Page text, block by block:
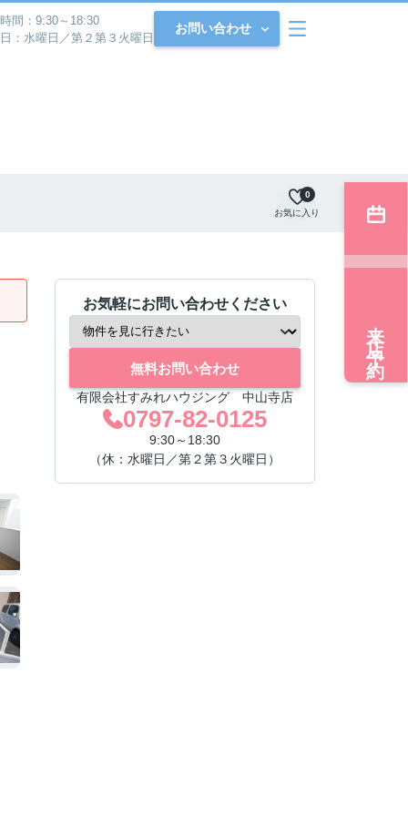
間：9:30～18:30
：水曜日／第２第３火曜日
お問い合わせ
お気に入り
0
お気軽にお問い合わせください
無料お問い合わせ
有限会社すみれハウジング 中山寺店
0797-82-0125
9:30～18:30
（休：水曜日／第２第３火曜日）
来店予約